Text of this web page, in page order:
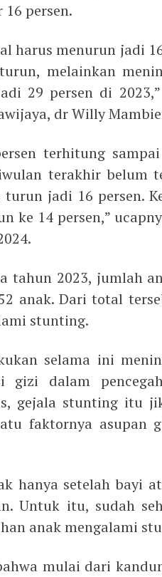
persen.
harus menurun jadi
melainkan
29 persen di
dr Willy
terhitung
terakhir belum
jadi 16 persen.
ke 14 persen,”
tahun 2023, jumlah
anak. Dari total
stunting.
selama ini
gizi dalam
gejala stunting itu
faktornya asupan
hanya setelah bayi
Untuk itu, sudah
anak mengalami
mulai dari